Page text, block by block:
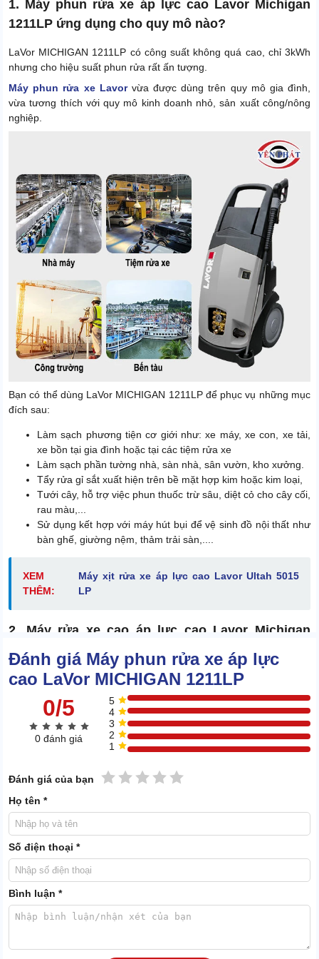
1. Máy phun rửa xe áp lực cao Lavor Michigan
1211LP ứng dụng cho quy mô nào?
LaVor MICHIGAN 1211LP có công suất không quá cao, chỉ 3kWh
nhưng cho hiệu suất phun rửa rất ấn tượng.
Máy phun rửa xe Lavorvừa được dùng trên quy mô gia đình,
vừa tương thích với quy mô kinh doanh nhỏ, sản xuất công/nông
nghiệp.
Bạn có thể dùng LaVor MICHIGAN 1211LP để phục vụ những mục
đích sau:
Làm sạch phương tiện cơ giới như: xe máy, xe con, xe tải,
xe bồn tại gia đình hoặc tại các tiệm rửa xe
Làm sạch phần tường nhà, sàn nhà, sân vườn, kho xưởng.
Tẩy rửa gỉ sắt xuất hiện trên bề mặt hợp kim hoặc kim loại,
Tưới cây, hỗ trợ việc phun thuốc trừ sâu, diệt cỏ cho cây cối,
rau màu,...
Sử dụng kết hợp với máy hút bụi để vệ sinh đồ nội thất như
bàn ghế, giường nệm, thảm trải sàn,....
XEM
THÊM:
Máy xịt rửa xe áp lực cao Lavor Ultah 5015
LP
2. Máy rửa xe cao áp lực cao Lavor Michigan
1211LP với N ưu điểm nổi bật
2.1 Cơ động với bánh xe, tay kéo tiện lợi
Đánh giá Máy phun rửa xe áp lực
cao LaVor MICHIGAN 1211LP
0/5
0 đánh giá
5
4
3
2
1
Đánh giá của bạn 5 sao
4 sao
3 sao
2 sao
1 sao
Họ tên *
Số điện thoại *
Bình luận *